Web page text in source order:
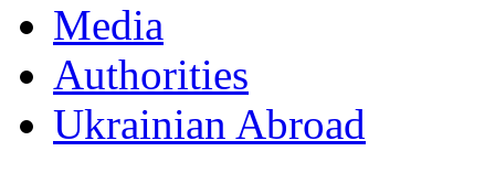
Мedia
Authorities
Ukrainian Abroad